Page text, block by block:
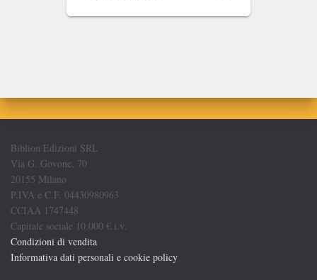
originaleattuale
Biblion Edizioni SRL
Via G. Govone, 70
20155 Milano
P.IVA e C.F. 04430980963
CCIAA 1747448
Capitale sociale 10.000 € i.v.
Condizioni di vendita
Informativa dati personali e cookie policy